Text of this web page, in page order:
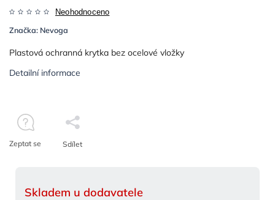
Neohodnoceno
Značka: Nevoga
Skladem u dodavatele
Plastová ochranná krytka bez ocelové vložky
Detailní informace
Zeptat se Sdílet